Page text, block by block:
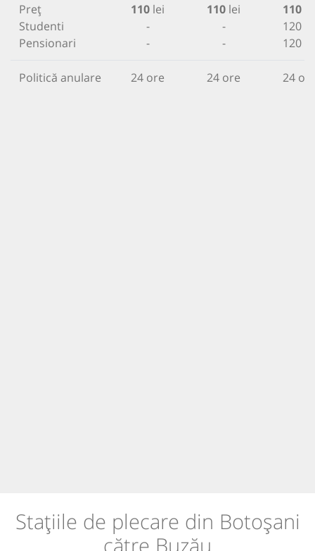
Preț
Studenti
Pensionari
110 lei
-
-
110 lei
-
-
110
120
120
Politică anulare 24 ore 24 ore 24
Stațiile de plecare din Botoșani
către Buzău